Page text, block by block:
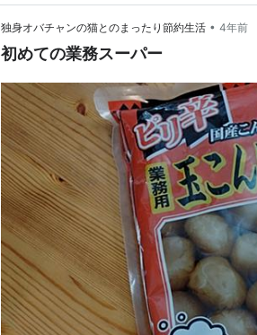
独身オバチャンの猫とのまったり節約生活 • 4年前
初めての業務スーパー